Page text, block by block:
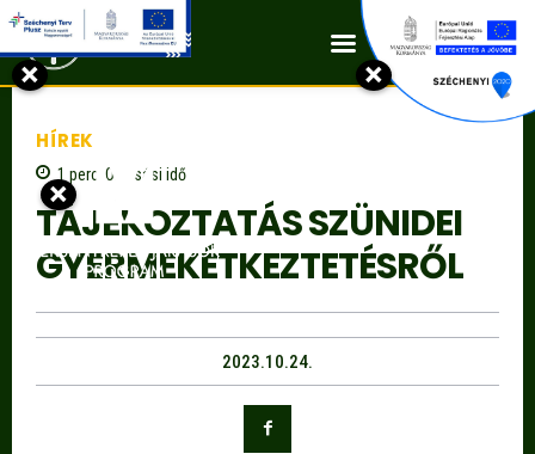
Kapcsolat
HÍREK
1 perc Olvasási idő
TÁJÉKOZTATÁS SZÜNIDEI
GYERMEKÉTKEZTETÉSRŐL
2023.10.24.
×
×
×